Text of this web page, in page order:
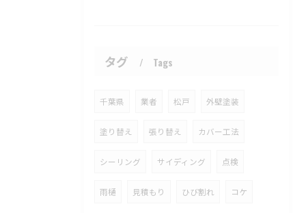
タグ Tags
千葉県 業者 松戸 外壁塗装
塗り替え 張り替え カバー工法
シーリング サイディング 点検
雨樋 見積もり ひび割れ コケ